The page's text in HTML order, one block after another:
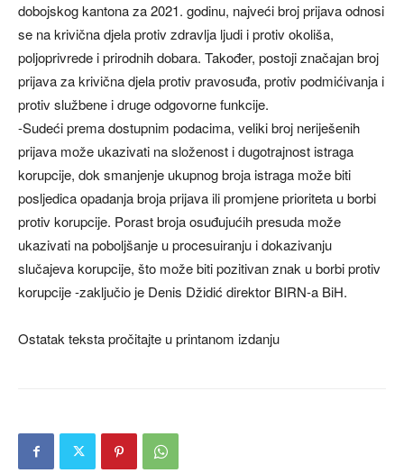
dobojskog kantona za 2021. godinu, najveći broj prijava odnosi
se na krivična djela protiv zdravlja ljudi i protiv okoliša,
poljoprivrede i prirodnih dobara. Također, postoji značajan broj
prijava za krivična djela protiv pravosuđa, protiv podmićivanja i
protiv službene i druge odgovorne funkcije.
-Sudeći prema dostupnim podacima, veliki broj neriješenih
prijava može ukazivati na složenost i dugotrajnost istraga
korupcije, dok smanjenje ukupnog broja istraga može biti
posljedica opadanja broja prijava ili promjene prioriteta u borbi
protiv korupcije. Porast broja osuđujućih presuda može
ukazivati na poboljšanje u procesuiranju i dokazivanju
slučajeva korupcije, što može biti pozitivan znak u borbi protiv
korupcije -zaključio je Denis Džidić direktor BIRN-a BiH.
Ostatak teksta pročitajte u printanom izdanju